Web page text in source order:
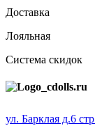
Доставка
Лояльная
Система скидок
ул. Барклая д.6